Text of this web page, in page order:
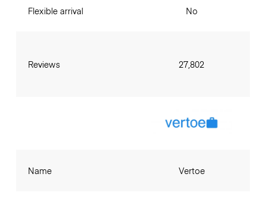
Flexible arrival
Reviews
No
27,802
Name Vertoe